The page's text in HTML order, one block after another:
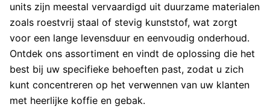
units zijn meestal vervaardigd uit duurzame materialen
zoals roestvrij staal of stevig kunststof, wat zorgt
voor een lange levensduur en eenvoudig onderhoud.
Ontdek ons assortiment en vindt de oplossing die het
best bij uw specifieke behoeften past, zodat u zich
kunt concentreren op het verwennen van uw klanten
met heerlijke koffie en gebak.